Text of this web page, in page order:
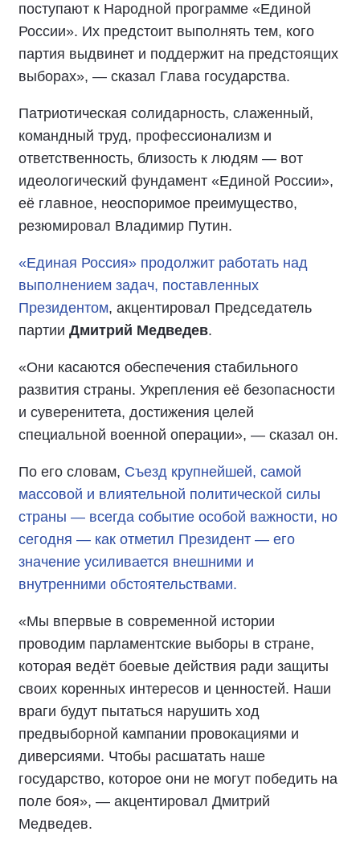
поступают к Народной программе «Единой
России». Их предстоит выполнять тем, кого
партия выдвинет и поддержит на предстоящих
выборах», — сказал Глава государства.
Патриотическая солидарность, слаженный,
командный труд, профессионализм и
ответственность, близость к людям — вот
идеологический фундамент «Единой России»,
её главное, неоспоримое преимущество,
резюмировал Владимир Путин.
«Единая Россия» продолжит работать над
выполнением задач, поставленных
Президентом, акцентировал Председатель
партии Дмитрий Медведев.
«Они касаются обеспечения стабильного
развития страны. Укрепления её безопасности
и суверенитета, достижения целей
специальной военной операции», — сказал он.
По его словам, Съезд крупнейшей, самой
массовой и влиятельной политической силы
страны — всегда событие особой важности, но
сегодня — как отметил Президент — его
значение усиливается внешними и
внутренними обстоятельствами.
«Мы впервые в современной истории
проводим парламентские выборы в стране,
которая ведёт боевые действия ради защиты
своих коренных интересов и ценностей. Наши
враги будут пытаться нарушить ход
предвыборной кампании провокациями и
диверсиями. Чтобы расшатать наше
государство, которое они не могут победить на
поле боя», — акцентировал Дмитрий
Медведев.